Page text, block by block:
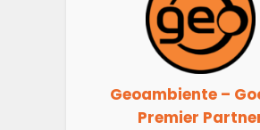
Geoambiente –
Premier